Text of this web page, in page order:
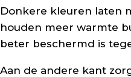
Donkere kleuren laten
houden meer warmte
beter beschermd is
Aan de andere kant